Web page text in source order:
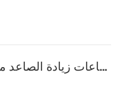
الطباعة التجارية خدمة الصناعات زيادة الصاعد من الطلب من استلام الطابعة